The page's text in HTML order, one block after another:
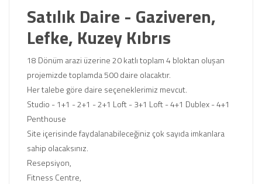
Satılık Daire - Gaziveren,
Lefke, Kuzey Kıbrıs
18 Dönüm arazi üzerine 20 katlı toplam 4 bloktan oluşan
projemizde toplamda 500 daire olacaktır.
Her talebe göre daire seçeneklerimiz mevcut.
Studio - 1+1 - 2+1 - 2+1 Loft - 3+1 Loft - 4+1 Dublex - 4+1
Penthouse
Site içerisinde faydalanabileceğiniz çok sayıda imkanlara
sahip olacaksınız.
Resepsiyon,
Fitness Centre,